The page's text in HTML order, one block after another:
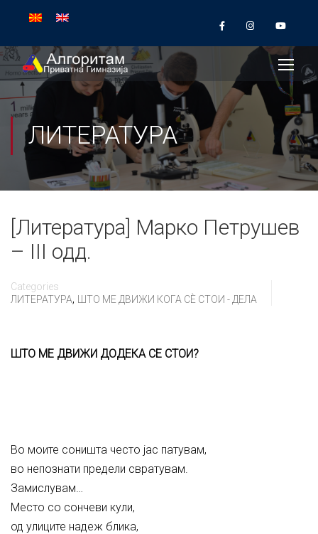
ЛИТЕРАТУРА
[Литература] Марко Петрушев
– III одд.
Categories
ЛИТЕРАТУРА, ШТО МЕ ДВИЖИ КОГА СÈ СТОИ - ДЕЛА
ШТО МЕ ДВИЖИ ДОДЕКА СЕ СТОИ?
Во моите соништа често јас патувам,
во непознати предели свратувам.
Замислувам…
Место со сончеви кули,
од улиците надеж блика,